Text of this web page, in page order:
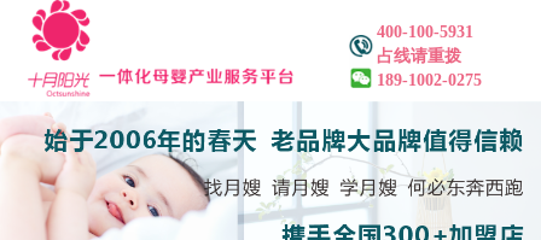
400-100-5931
占线请重拨
189-1002-0275